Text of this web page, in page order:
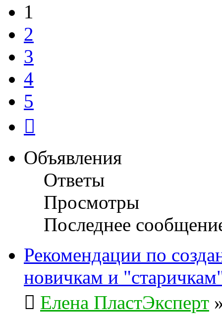
1
2
3
4
5
Объявления
Ответы
Просмотры
Последнее
Рекомендации по
новичкам и
Елена ПластЭксперт